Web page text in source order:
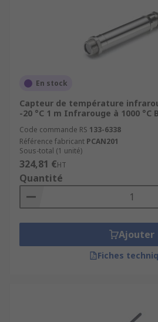
En stock
Capteur de température
-20 °C 1 m Infrarouge à 1000 °C
Code commande RS 133-6338
Référence fabricant PCAN201
Sous-total (1 unité)
324,81 €HT
Quantité
Ajouter
Fiches